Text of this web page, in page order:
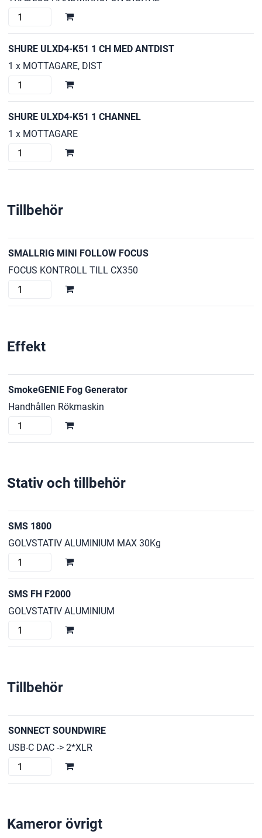
K51
mängd
SHURE
/
K51
mängd
SHURE ULXD4-K51 1 CH MED ANTDIST
1 x MOTTAGARE, DIST
SHURE
K51
CH
MED
ANTDIST
SHURE ULXD4-K51 1 CHANNEL
1 x MOTTAGARE
SHURE
CHANNEL
Tillbehör
SMALLRIG MINI FOLLOW FOCUS
FOCUS KONTROLL TILL CX350
SMALLRIG
mängd
Effekt
SmokeGENIE Fog Generator
Handhållen Rökmaskin
SmokeGENIE
Stativ och tillbehör
SMS 1800
GOLVSTATIV ALUMINIUM MAX 30Kg
SMS
mängd
SMS FH F2000
GOLVSTATIV ALUMINIUM
SMS
Tillbehör
SONNECT SOUNDWIRE
USB-C DAC -> 2*XLR
SONNECT
Kameror övrigt